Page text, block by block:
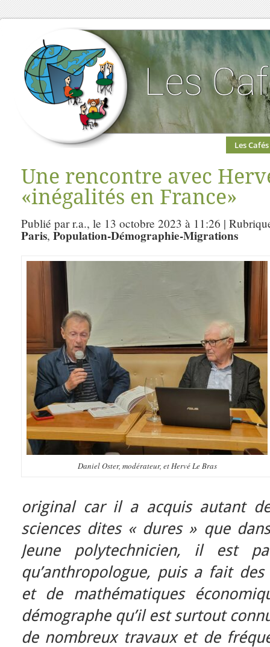
Les Cafés
Une rencontre avec
«inégalités en France»
Publié par r.a., le 13 octobre 2023 à 11:26 |
Paris, Population-Démographie-Migrations
Daniel Oster, modérateur, et Hervé Le Bras
original car il a acquis autant
sciences dites « dures » que
Jeune polytechnicien, il est
qu’anthropologue, puis a fait
et de mathématiques
démographe qu’il est surtout
de nombreux travaux et de